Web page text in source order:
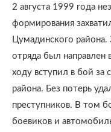
2 августа 1999 года
формирования
Цумадинского района.
отряда был направлен
ходу вступил в бой за
района. Без потерь
преступников. В том
боевиков и